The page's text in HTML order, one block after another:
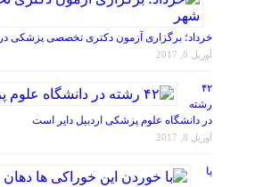
خرداد؛ برگزاری آزمون دکتری تخصصی پزشکی در ۸ شهر
آوریل 8, 2017
۴۲
رشته
در دانشگاه علوم پزشکی اردبیل دایر است
آوریل 8, 2017
با